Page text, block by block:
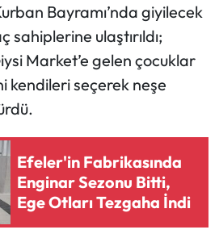
Bayramı’nda giyilecek
sahiplerine ulaştırıldı;
Market’e gelen çocuklar
kendileri seçerek neşe
Efeler'in Fabrikasında
Enginar Sezonu Bitti,
Ege Otları Tezgaha İndi